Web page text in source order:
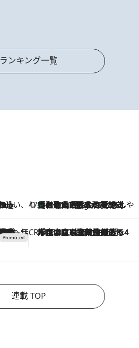
ランキング一覧
）」 47都道府県の手みやげ ひんやりスイーツで夏を満喫
3 Hours Ago
【和歌山県】この夏絶対食べたい 冷やしておいしいおやつ3選 みかんがごろっと丸ごと入ったジュレ
つ場所へ
ンボの湯」で体験 CREA'S CHOICE
2026.8.7
「立川にも歌舞伎があるんだよ」 片岡仁左衛門・市川中車ら豪華座組みで4年目の立川立飛歌舞伎へ
連載 TOP